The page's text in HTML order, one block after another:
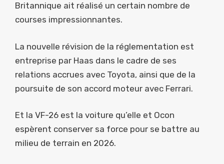
Britannique ait réalisé un certain nombre de
courses impressionnantes.
La nouvelle révision de la réglementation est
entreprise par Haas dans le cadre de ses
relations accrues avec Toyota, ainsi que de la
poursuite de son accord moteur avec Ferrari.
Et la VF-26 est la voiture qu’elle et Ocon
espèrent conserver sa force pour se battre au
milieu de terrain en 2026.